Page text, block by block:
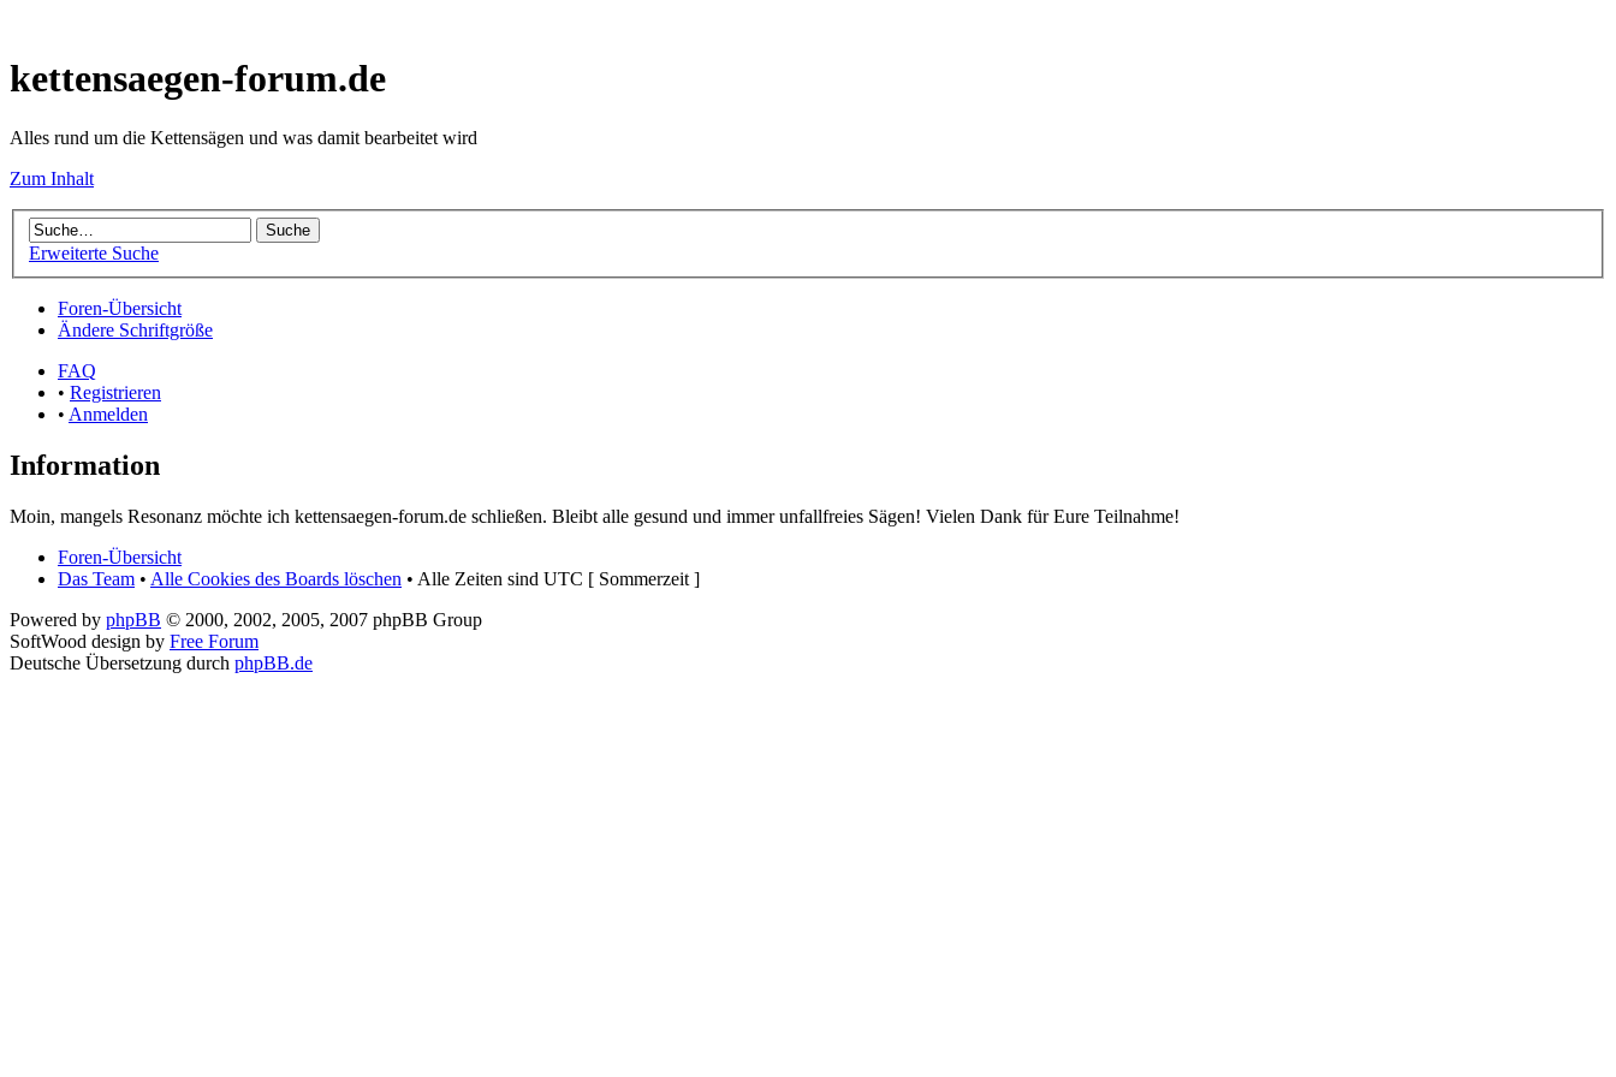
kettensaegen-forum.de
Alles rund um die Kettensägen und was damit bearbeitet wird
Zum Inhalt
Erweiterte Suche
Foren-Übersicht
Ändere Schriftgröße
FAQ
• Registrieren
• Anmelden
Information
Moin, mangels Resonanz möchte ich kettensaegen-forum.de schließen. Bleibt alle gesund und immer unfallfreies Sägen! Vielen Dank für Eure Teilnahme!
Foren-Übersicht
Das Team • Alle Cookies des Boards löschen • Alle Zeiten sind UTC [ Sommerzeit ]
Powered by phpBB © 2000, 2002, 2005, 2007 phpBB Group
SoftWood design by Free Forum
Deutsche Übersetzung durch phpBB.de